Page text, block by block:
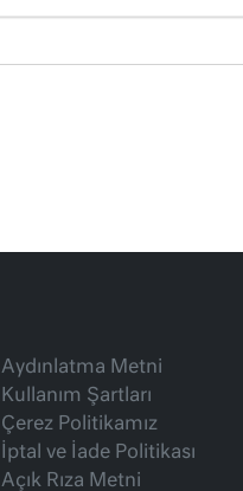
Aydınlatma Metni
Kullanım Şartları
Çerez Politikamız
İptal ve İade Politikası
Açık Rıza Metni